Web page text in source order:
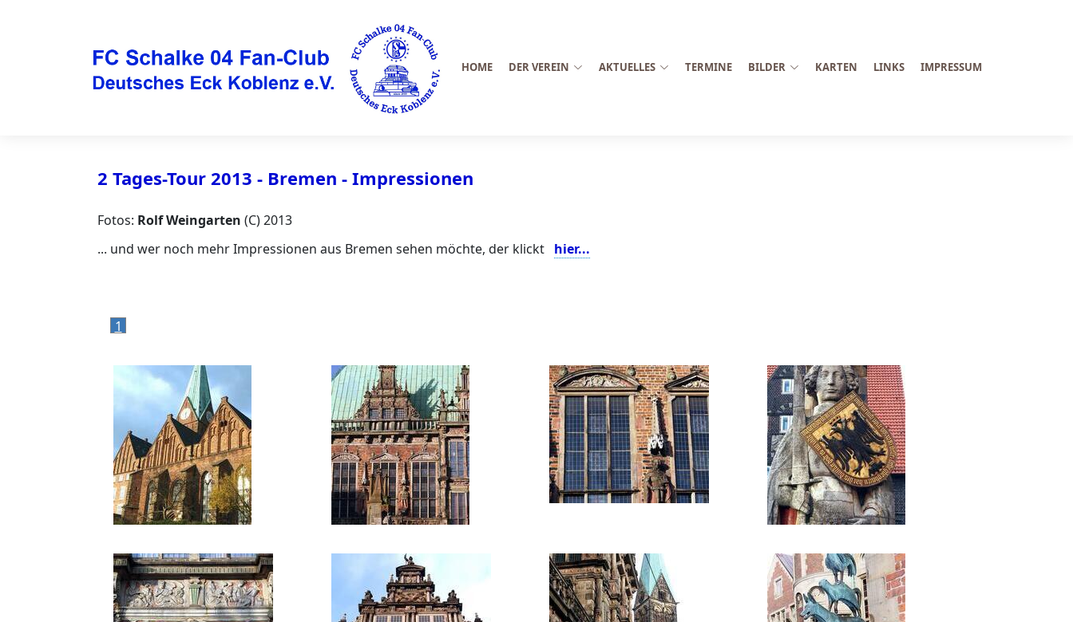
HOME DER VEREIN AKTUELLES TERMINE BILDER KARTEN LINKS IMPRESSUM
2 Tages-Tour 2013 - Bremen - Impressionen
Fotos: Rolf Weingarten (C) 2013
... und wer noch mehr Impressionen aus Bremen sehen möchte, der klickt hier...
1